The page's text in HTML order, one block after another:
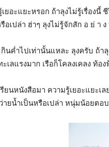
ยอะแยะหรอก ถ้าลุงไม่รู้เรื่องนี้
อเปล่า ฮ่าๆ ลุงไม่รู้จักสัก อ ย่ า
กินค่ำไปเท่านั้นแหละ ลุงครับ ถ้
เลแรงมาก เรือก็โคลงเคลง ท้
ยนหนังสือมา ความรู้เยอะแยะเ
ว่ายน้ำเป็นหรือเปล่า หนุ่มน้อยต